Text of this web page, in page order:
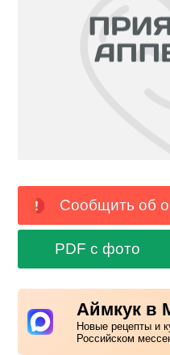
Сообщить об
PDF с фото
Аймкук в
Новые рецепты и
Российском